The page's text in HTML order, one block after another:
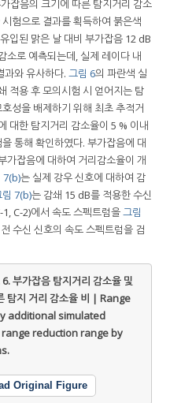
잡음의 크기에 따른 탐지거리 감소
험으로 결과를 획득하여 붉은색
입된 맑은 날 대비 부가잡음 12 dB
소로 예측되는데, 실제 레이다 내
과와 유사하다. 그림 6의 파란색 실
적용 후 모의시험 시 얻어지는 탐
성을 배제하기 위해 최초 추적거
대한 탐지거리 감소율이 5 % 이내
통해 확인하였다. 부가잡음에 대
가잡음에 대하여 거리감소율이 개
7(b)는 실제 강우 신호에 대하여 감
림 7(b)는 감쇄 15 dB를 적용한 수신
C-2)에서 속도 스펙트럼을그림
수신 신호의 속도 스펙트럼을 검
부가잡음 탐지거리 감소율 및
탐지 거리 감소율 비 | Range
additional simulated
reduction range by
Original Figure